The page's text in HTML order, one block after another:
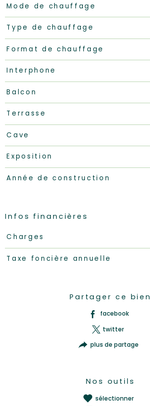
Mode de chauffage
Type de chauffage
Format de chauffage
Interphone
Balcon
Terrasse
Cave
Exposition
Année de construction
Infos financières
Caractéristiques
Charges
Taxe foncière annuelle
Partager ce bien
facebook
twitter
plus de partage
Nos outils
sélectionner